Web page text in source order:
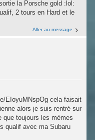
la Porsche gold :lol:
2 tours en Hard et le
Aller au message
EIoyuMNspOg cela faisait
alors je suis rentré sur
toujours les mèmes
qualif avec ma Subaru